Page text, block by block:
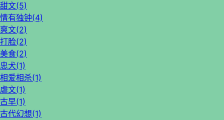
甜文(5)
情有独钟(4)
爽文(2)
打脸(2)
美食(2)
忠犬(1)
相爱相杀(1)
虐文(1)
古早(1)
古代幻想(1)